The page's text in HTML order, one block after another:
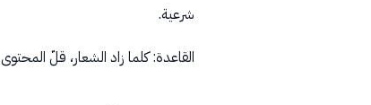
شرعية.
القاعدة: كلما زاد الشعار، قلّ